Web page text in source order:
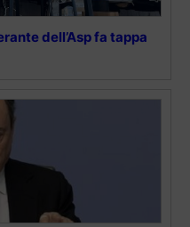
dell’Asp fa tappa